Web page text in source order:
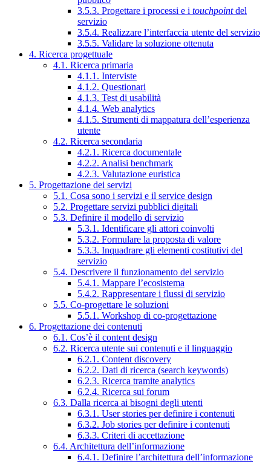
3.5.3. Progettare i processi e i touchpointdel
servizio
3.5.4. Realizzare l’interfaccia utente del servizio
3.5.5. Validare la soluzione ottenuta
4. Ricerca progettuale
4.1. Ricerca primaria
4.1.1. Interviste
4.1.2. Questionari
4.1.3. Test di usabilità
4.1.4. Web analytics
4.1.5. Strumenti di mappatura dell’esperienza
utente
4.2. Ricerca secondaria
4.2.1. Ricerca documentale
4.2.2. Analisi benchmark
4.2.3. Valutazione euristica
5. Progettazione dei servizi
5.1. Cosa sono i servizi e il service design
5.2. Progettare servizi pubblici digitali
5.3. Definire il modello di servizio
5.3.1. Identificare gli attori coinvolti
5.3.2. Formulare la proposta di valore
5.3.3. Inquadrare gli elementi costitutivi del
servizio
5.4. Descrivere il funzionamento del servizio
5.4.1. Mappare l’ecosistema
5.4.2. Rappresentare i flussi di servizio
5.5. Co-progettare le soluzioni
5.5.1. Workshop di co-progettazione
6. Progettazione dei contenuti
6.1. Cos’è il content design
6.2. Ricerca utente sui contenuti e il linguaggio
6.2.1. Content discovery
6.2.2. Dati di ricerca (search keywords)
6.2.3. Ricerca tramite analytics
6.2.4. Ricerca sui forum
6.3. Dalla ricerca ai bisogni degli utenti
6.3.1. User stories per definire i contenuti
6.3.2. Job stories per definire i contenuti
6.3.3. Criteri di accettazione
6.4. Architettura dell’informazione
6.4.1. Definire l’architettura dell’informazione